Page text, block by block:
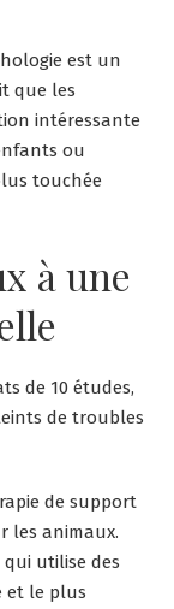
est un
que les
intéressante
ou
touchée
à une
de 10 études,
de troubles
de support
les animaux.
utilise des
et le plus